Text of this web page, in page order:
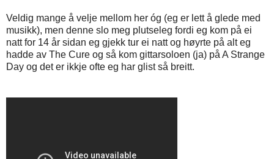
Veldig mange å velje mellom her óg (eg er lett å glede med
musikk), men denne slo meg plutseleg fordi eg kom på ei
natt for 14 år sidan eg gjekk tur ei natt og høyrte på alt eg
hadde av The Cure og så kom gittarsoloen (ja) på A Strange
Day og det er ikkje ofte eg har glist så breitt.